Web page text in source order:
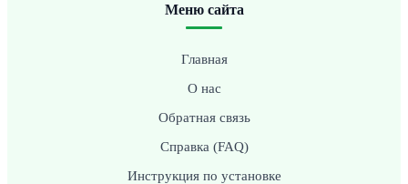
Меню сайта
Главная
О нас
Обратная связь
Справка (FAQ)
Инструкция по установке